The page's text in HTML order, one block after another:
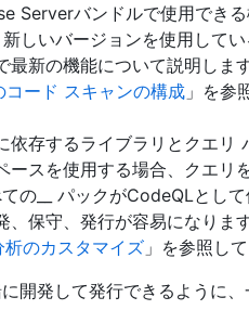
Serverバンドルで使用できる
しいバージョンを使用して
最新の機能について説明しま
コード スキャンの構成 」を参
存するライブラリとクエリ
スを使用する場合、クエリ
の__ パックがCodeQLとし
、保守、発行が容易になりま
のカスタマイズ 」を参照し
開発して発行できるように